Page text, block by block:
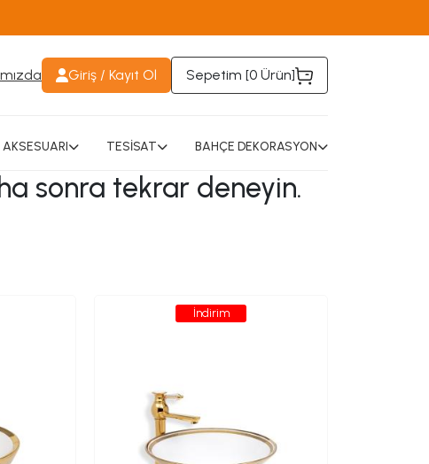
Giriş / Kayıt Ol Sepetim [0 Ürün]
TESİSAT BAHÇE DEKORASYON
sonra tekrar deneyin.
İndirim